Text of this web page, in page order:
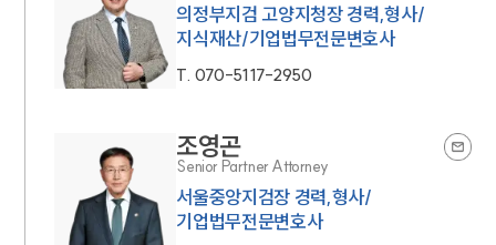
의정부지검 고양지청장 경력,형사/
지식재산/기업법무전문변호사
T. 070-5117-2950
조영곤
Senior Partner Attorney
서울중앙지검장 경력,형사/
기업법무전문변호사